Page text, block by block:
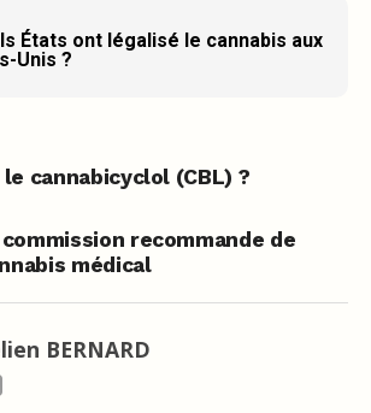
États ont légalisé le cannabis aux
Unis ?
le cannabicyclol (CBL) ?
recommande de
médical
BERNARD